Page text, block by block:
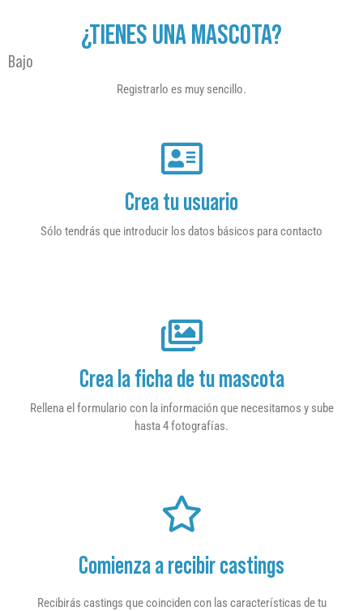
¿TIENES UNA MASCOTA?
Bajo
Registrarlo es muy sencillo.
Crea tu usuario
Sólo tendrás que introducir los datos básicos para contacto
Crea la ficha de tu mascota
Rellena el formulario con la información que necesitamos y sube
hasta 4 fotografías.
Comienza a recibir castings
Recibirás castings que coinciden con las características de tu